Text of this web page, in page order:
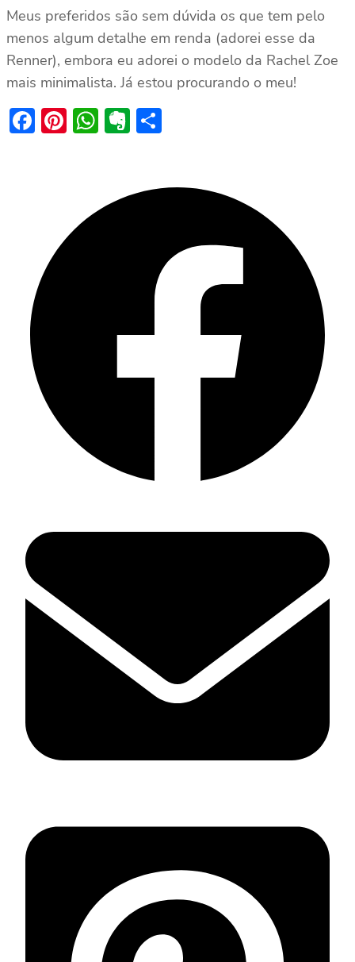
Meus preferidos são sem dúvida os que tem pelo
menos algum detalhe em renda (adorei esse da
Renner), embora eu adorei o modelo da Rachel Zoe
mais minimalista. Já estou procurando o meu!
Facebook
Pinterest
WhatsApp
Evernote